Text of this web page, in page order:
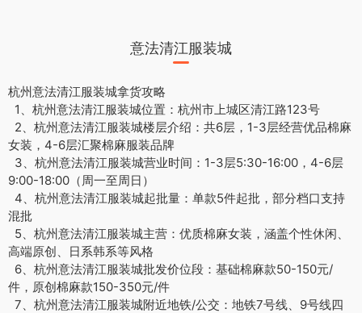
意法清江服装城
杭州意法清江服装城拿货攻略
1、杭州意法清江服装城位置：杭州市上城区清江路123号
2、杭州意法清江服装城楼层介绍：共6层，1-3层经营优品棉麻
女装，4-6层汇聚棉麻服装品牌
3、杭州意法清江服装城营业时间：1-3层5:30-16:00，4-6层
9:00-18:00（周一至周日）
4、杭州意法清江服装城起批量：单款5件起批，部分档口支持
混批
5、杭州意法清江服装城主营：优质棉麻女装，涵盖个性休闲、
高端原创、日系韩系等风格
6、杭州意法清江服装城批发价位段：基础棉麻款50-150元/
件，原创棉麻款150-350元/件
7、杭州意法清江服装城附近地铁/公交：地铁7号线、9号线四